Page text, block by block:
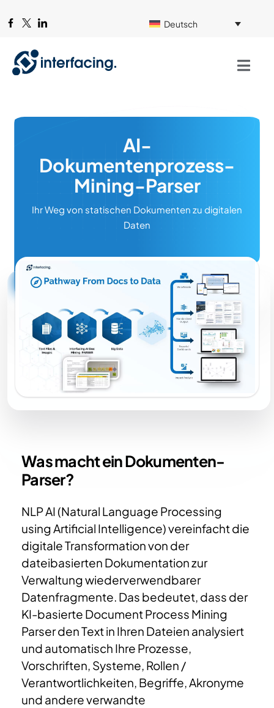
Deutsch
AI-
Dokumentenprozess-
Mining-Parser
Ihr Weg von statischen Dokumenten zu digitalen
Daten
Was macht ein Dokumenten-
Parser?
NLP AI (Natural Language Processing
using Artificial Intelligence) vereinfacht die
digitale Transformation von der
dateibasierten Dokumentation zur
Verwaltung wiederverwendbarer
Datenfragmente. Das bedeutet, dass der
KI-basierte Document Process Mining
Parser den Text in Ihren Dateien analysiert
und automatisch Ihre Prozesse,
Vorschriften, Systeme, Rollen /
Verantwortlichkeiten, Begriffe, Akronyme
und andere verwandte